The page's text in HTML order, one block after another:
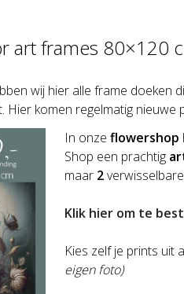
art frames 80×120
wij hier alle frame
komen regelmatig nieuwe
In onzeflowershop
Shop een prachtig
maar 2verwisselbare
Klik hier om te
Kies zelf je prints uit
eigen foto)